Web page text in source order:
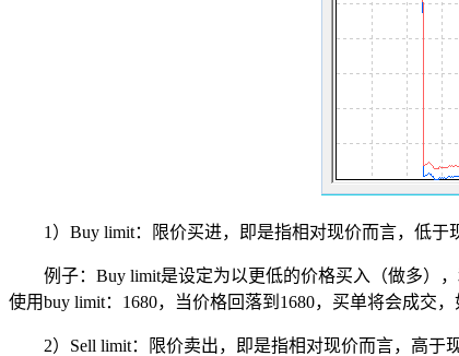
1）Buy limit：限价买进，即是指相对现价而言，低
例子：Buy limit是设定为以更低的价格买入（做多）
使用buy limit：1680，当价格回落到1680，买单将会成交
2）Sell limit：限价卖出，即是指相对现价而言，高于